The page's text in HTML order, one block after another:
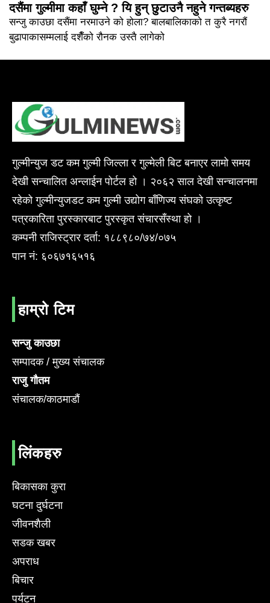
दसैंमा गुल्मीमा कहाँ घुम्ने ? यि हुन् छुटाउनै नहुने गन्तब्यहरु
सन्जु काउछा दसैंमा नरमाउने को होला? बालबालिकाको त कुरै नगरौं
बुढापाकासम्मलाई दशैँको रौनक उस्तै लागेको
गुल्मीन्युज डट कम गुल्मी जिल्ला र गुल्मेली बिट बनाएर लामो समय
देखी सन्चालित अन्लाईन पोर्टल हो । २०६२ साल देखी सन्चालनमा
रहेको गुल्मीन्युजडट कम गुल्मी उद्योग बाँणिज्य संघको उत्कृष्ट
पत्रकारिता पुरस्कारबाट पुरस्कृत संचारसँस्था हो ।
कम्पनी राजिस्ट्रार दर्ता: १८८९८०/७४/०७५
पान नं: ६०६७१६५१६
हाम्रो टिम
सन्जु काउछा
सम्पादक / मुख्य संचालक
राजु गौतम
संचालक/काठमाडौं
लिंकहरु
बिकासका कुरा
घटना दुर्घटना
जीवनशैली
सडक खबर
अपराध
बिचार
पर्यटन